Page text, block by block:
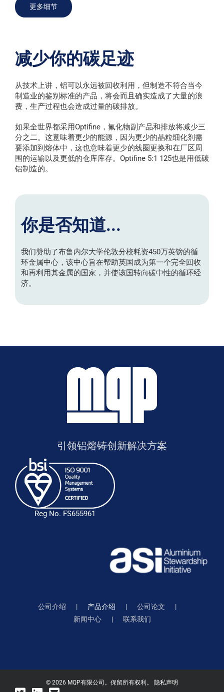
更多细节
减少你的碳足迹
从技术上讲，铝可以永远被回收利用，但制造不符合当今
制造业的鉴别标准的产品，将会而且确实造成了大量的浪
费，生产过程也会造成过量的碳排放。
如果全世界都采用Optifine，氟化物副产品和排放将减少三
分之二。这意味着更少的能源，因为更少的晶粒细化剂需
要添加到熔体中，这也意味着更少的线圈更换和在厂区周
围的运输以及更低的仓库库存。Optifine 5:1 125也是用低碳
铝制造的。
你是否知道...
我们赞助了布鲁内尔大学伦敦分校耗资450万英镑的循
环金属中心，该中心旨在帮助英国成为第一个完全回收
和再利用其金属的国家，并使该国转向碳中性的循环经
济。
引领铝熔铸创新解决方案
Reg No. FS655961
公司介绍 产品介绍
公司论文
新闻中心
联系我们
© 2026 MQP有限公司。保留所有权利。 隐私声明